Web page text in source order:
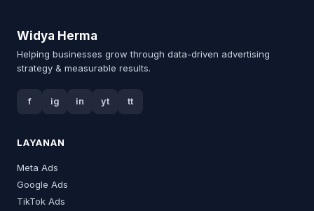
Widya Herma
Helping businesses grow through data-driven advertising
strategy & measurable results.
f ig in yt tt
LAYANAN
Meta Ads
Google Ads
TikTok Ads